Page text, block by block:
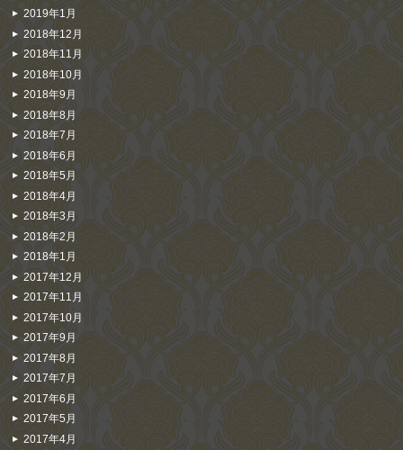
2019年1月
2018年12月
2018年11月
2018年10月
2018年9月
2018年8月
2018年7月
2018年6月
2018年5月
2018年4月
2018年3月
2018年2月
2018年1月
2017年12月
2017年11月
2017年10月
2017年9月
2017年8月
2017年7月
2017年6月
2017年5月
2017年4月